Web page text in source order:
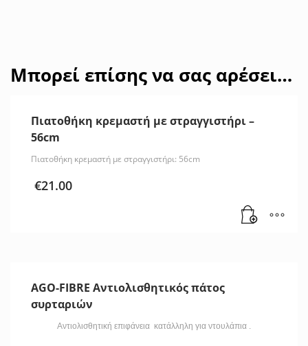
Μπορεί επίσης να σας αρέσει…
Πιατοθήκη κρεμαστή με στραγγιστήρι –
56cm
Πιατοθήκη κρεμαστή με στραγγιστήρι: 56cm
€21.00
AGO-FIBRE Αντιολισθητικός πάτος
συρταριών
Αντιολισθητική επιφάνεια κατάλληλη για ντουλάπια .